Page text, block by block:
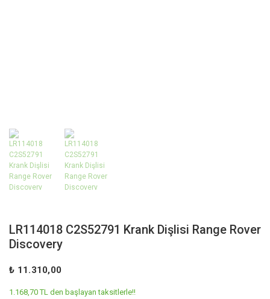
LR114018 C2S52791 Krank Dişlisi Range Rover
Discovery
₺ 11.310,00
1.168,70 TL den başlayan taksitlerle!!